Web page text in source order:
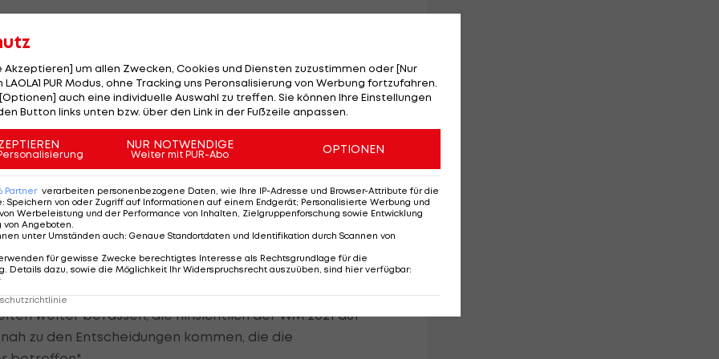
Bürgerrechtlerin Swetlana Tichanowskaja die
"Das ist ein Sieg, weil es Lukaschenko nicht gelungen
alles unter Kontrolle."
konsequent und logisch. Ausrichter Belarus
die notwendig sind, um in diesem Jahr ein würdiger
sagte Deutschlands Eishockeyverbandschef Reindl, der
Lage ohne Alternative gewesen. Wir werden
weiter befassen, die hinsichtlich der WM 2021 auf
zu den Entscheidungen kommen, die die
Akzeptieren] um allen Zwecken, Cookies und Diensten zuzustimmen oder [Nur
PUR Modus, ohne Tracking uns Peronsalisierung von Werbung fortzufahren.
auch eine individuelle Auswahl zu treffen. Sie können Ihre Einstellungen
Button links unten bzw. über den Link in der Fußzeile anpassen.
NUR NOTWENDIGE
Weiter mit PUR-Abo OPTIONEN
Partner verarbeiten personenbezogene Daten, wie Ihre IP-Adresse und Browser-Attribute für die
: Speichern von oder Zugriff auf Informationen auf einem Endgerät; Personalisierte Werbung und
Werbeleistung und der Performance von Inhalten, Zielgruppenforschung sowie Entwicklung
von Angeboten
unter Umständen auch: Genaue Standortdaten und Identifikation durch Scannen von
für gewisse Zwecke berechtigtes Interesse als Rechtsgrundlage für die
Details dazu, sowie die Möglichkeit Ihr Widerspruchsrecht auszuüben, sind hier verfügbar: